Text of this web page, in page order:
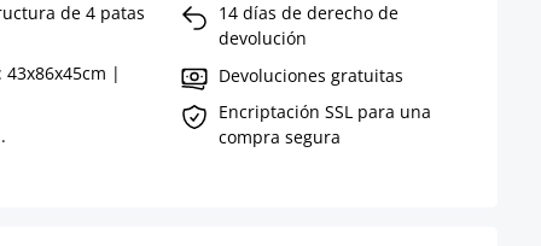
de 4 patas
43x86x45cm |
14 días de derecho de
devolución
Devoluciones gratuitas
Encriptación SSL para una
compra segura